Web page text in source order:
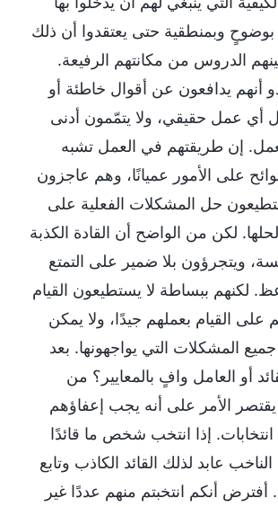
بوضوحٍ وبمنطقية حتى يعتقدوا أن ذلك
الدروس من مكانتهم الرفيعة.
أنهم يدافعون عن أقوال خاطئة أو
عمل حقيقي، ولا يتمّمون أدنى
إن طريقتهم في العمل تشبه
على الأمور عميانًا، وهم عاجزون
حل المشكلات الفعلية على
لكن من الواضح أن القادة الكذبة
ويتجرؤون بلا ضمير على التمتع
لكنهم ببساطة لا يستطيعون القيام
على القيام بعملهم جيدًا، ولا يمكن
المشكلات التي يواجهونها. بعد
أو العامل وافٍ بالمعايير؟ من
يقتصر الأمر على أنه يجب إعفاؤهم
انتخابات. إذا انتخب شخص ما قائدًا
عابد لذلك القائد الكاذب وتابع
أنكم انتخبتم منهم عددًا غير